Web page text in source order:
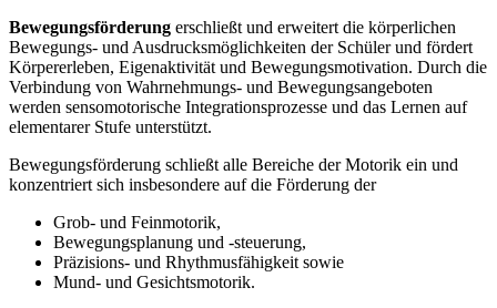
Bewegungsförderung erschließt und erweitert die körperlichen
Bewegungs- und Ausdrucksmöglichkeiten der Schüler und fördert
Körpererleben, Eigenaktivität und Bewegungsmotivation. Durch die
Verbindung von Wahrnehmungs- und Bewegungsangeboten
werden sensomotorische Integrationsprozesse und das Lernen auf
elementarer Stufe unterstützt.
Bewegungsförderung schließt alle Bereiche der Motorik ein und
konzentriert sich insbesondere auf die Förderung der
Grob- und Feinmotorik,
Bewegungsplanung und -steuerung,
Präzisions- und Rhythmusfähigkeit sowie
Mund- und Gesichtsmotorik.